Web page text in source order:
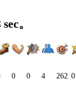
。
0 0 4 262 0